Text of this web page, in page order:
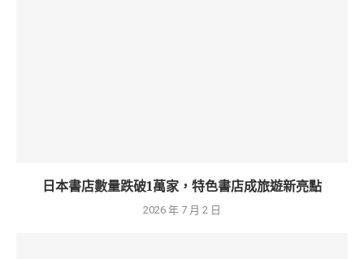
日本書店數量跌破1萬家，特色書店成旅遊新亮點
2026 年 7 月 2 日